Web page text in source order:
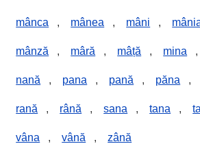
mânca , mânea , mâni ,
mânză , mâră , mâță , mina ,
nană , pana , pană , păna ,
rană , rână , sana , tana ,
vâna , vână , zână